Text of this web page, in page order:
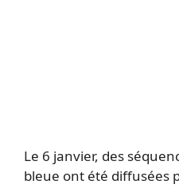
Le 6 janvier, des
bleue ont été diffusées